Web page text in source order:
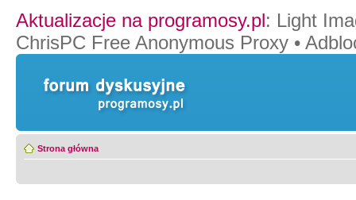
Aktualizacje na programosy.pl: Light
ChrisPC Free Anonymous Proxy •
Strona główna